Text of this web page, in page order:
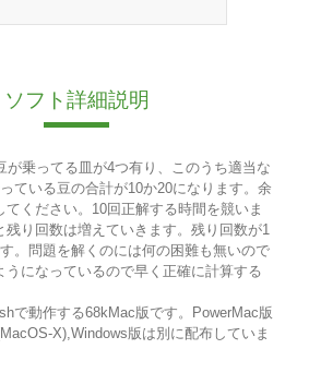
ソフト詳細説明
が乗ってる皿が4つ有り、このうち適当な
ている豆の合計が10か20になります。余
ください。10回正解する時間を競いま
残り回数は増えていきます。残り回数が1
。問題を解くのには何の困難も無いので
うになっているので早く正確に計算する
で動作する68kMac版です。PowerMac版
X),Windows版は別に配布していま